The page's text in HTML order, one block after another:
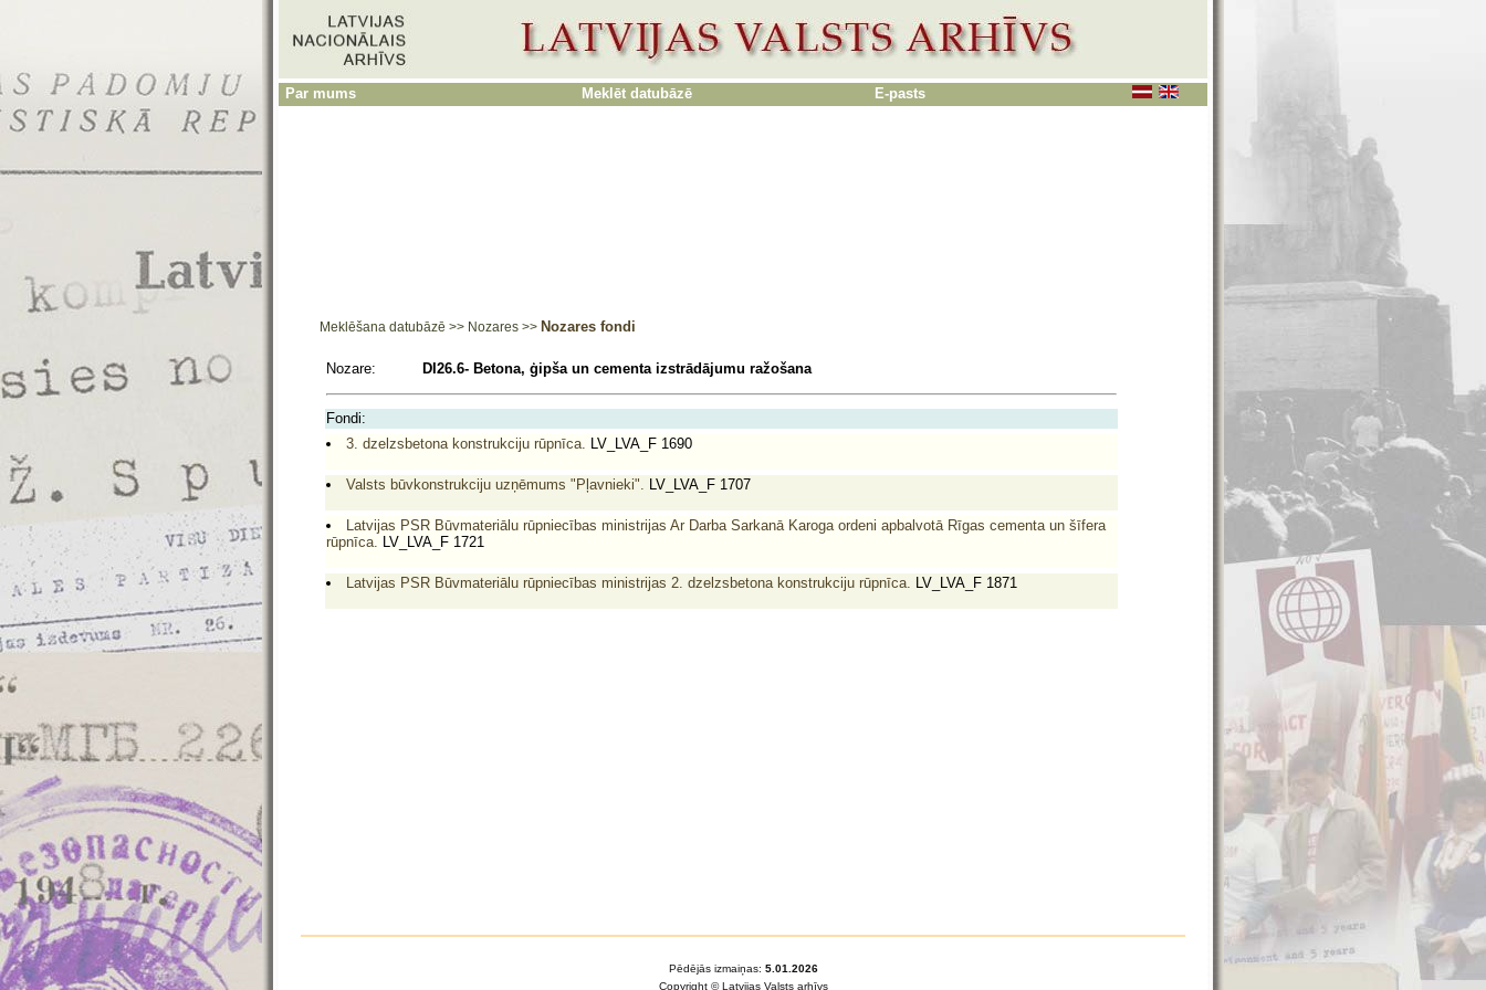
Par mums Meklēt datubāzē E-pasts
Meklēšana datubāzē >> Nozares >> Nozares fondi
Nozare: DI26.6- Betona, ģipša un cementa izstrādājumu ražošana
Fondi:
3. dzelzsbetona konstrukciju rūpnīca. LV_LVA_F 1690
Valsts būvkonstrukciju uzņēmums "Pļavnieki". LV_LVA_F 1707
Latvijas PSR Būvmateriālu rūpniecības ministrijas Ar Darba Sarkanā Karoga ordeni apbalvotā Rīgas cementa un šīfera
rūpnīca. LV_LVA_F 1721
Latvijas PSR Būvmateriālu rūpniecības ministrijas 2. dzelzsbetona konstrukciju rūpnīca. LV_LVA_F 1871
Pēdējās izmaiņas: 5.01.2026
Copyright © Latvijas Valsts arhīvs